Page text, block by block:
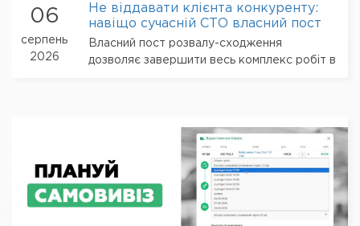
06
серпень
2026
Не віддавати клієнта конкуренту:
навіщо сучасній СТО власний пост
розвалу-сходження
Власний пост розвалу-сходження
дозволяє завершити весь комплекс робіт в